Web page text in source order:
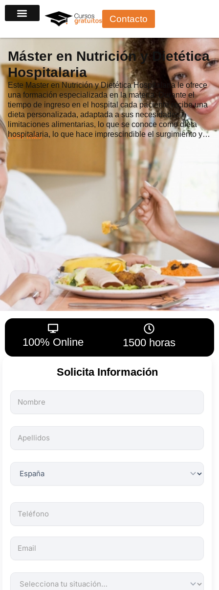
al
Contacto
Máster en Nutrición y Dietética
Hospitalaria
Este Master en Nutrición y Dietética Hospitalaria le ofrece
una formación especializada en la materia. Durante el
tiempo de ingreso en el hospital cada paciente recibe una
dieta personalizada, adaptada a sus necesidades o
limitaciones alimentarias, lo que se conoce como dieta
hospitalaria, lo que hace imprescindible el surgimiento y…
Leer más
100% Online 1500 horas
Solicita Información
Todos
los
son
obligatorios.